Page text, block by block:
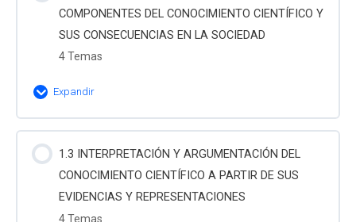
1.1.1 IDENTIFICA LOS ORGANELOS DE LAS
CÉLULAS VEGETALES Y ANIMALES, ASÍ COMO SUS
EVOLUTIVOS Y PRINCIPALES CONCEPTOS
GENÉTICOS
COMPONENTES DEL CONOCIMIENTO CIENTÍFICO Y
SUS CONSECUENCIAS EN LA SOCIEDAD
4 Temas
Expandir
0% Completado 0/4 pasos
1.2.1 RELACIONA LOS COMPONENTES DEL
CONOCIMIENTO CIENTÍFICO CON SU APLICACIÓN
1.3 INTERPRETACIÓN Y ARGUMENTACIÓN DEL
CONOCIMIENTO CIENTÍFICO A PARTIR DE SUS
EVIDENCIAS Y REPRESENTACIONES
4 Temas